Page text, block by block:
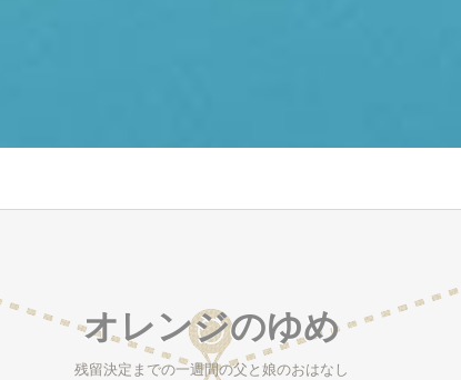
オレンジのゆめ
残留決定までの一週間の父と娘のおはなし